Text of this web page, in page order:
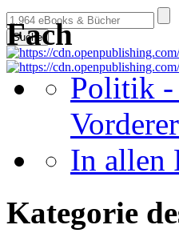
Suche
Fach
Politik -
In allen
Kategorie